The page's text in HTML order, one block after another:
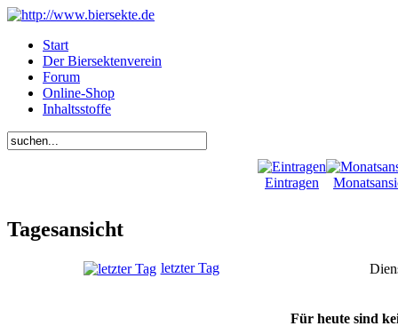
Start
Der Biersektenverein
Forum
Online-Shop
Inhaltsstoffe
Eintragen
Tagesansicht
letzter Tag
Für heute sind